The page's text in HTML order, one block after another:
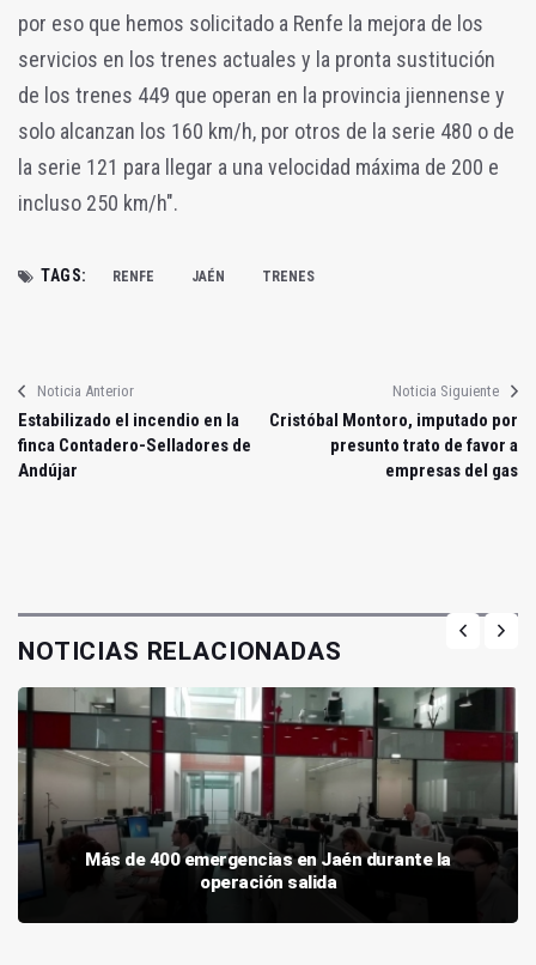
por eso que hemos solicitado a Renfe la mejora de los
servicios en los trenes actuales y la pronta sustitución
de los trenes 449 que operan en la provincia jiennense y
solo alcanzan los 160 km/h, por otros de la serie 480 o de
la serie 121 para llegar a una velocidad máxima de 200 e
incluso 250 km/h".
TAGS: RENFE JAÉN TRENES
Noticia Anterior
Estabilizado el incendio en la
finca Contadero-Selladores de
Andújar
Noticia Siguiente
Cristóbal Montoro, imputado por
presunto trato de favor a
empresas del gas
NOTICIAS RELACIONADAS
Más de 400 emergencias en Jaén durante la
operación salida